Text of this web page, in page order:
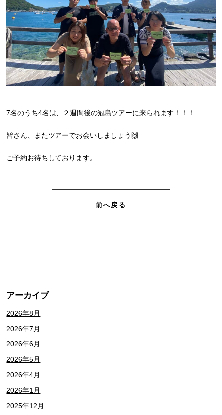
7名のうち4名は、２週間後の冠島ツアーに来られます！！！
皆さん、またツアーでお会いしましょう🙌
ご予約お待ちしております。
前へ戻る
アーカイブ
2026年8月
2026年7月
2026年6月
2026年5月
2026年4月
2026年1月
2025年12月